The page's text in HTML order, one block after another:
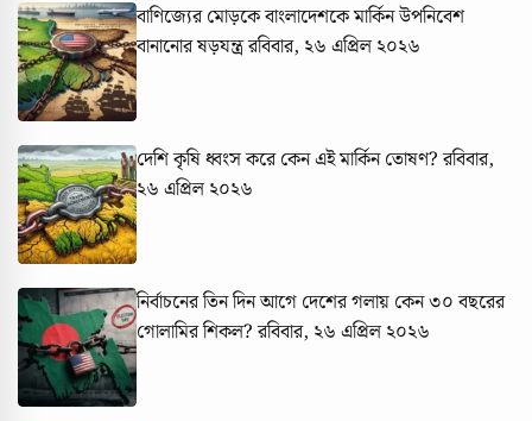
বাণিজ্যের মোড়কে বাংলাদেশকে মার্কিন উপনিবেশ
বানানোর ষড়যন্ত্ররবিবার, ২৬ এপ্রিল ২০২৬
দেশি কৃষি ধ্বংস করে কেন এই মার্কিন তোষণ? রবিবার,
২৬ এপ্রিল ২০২৬
নির্বাচনের তিন দিন আগে দেশের গলায় কেন ৩০ বছরের
গোলামির শিকল? রবিবার, ২৬ এপ্রিল ২০২৬